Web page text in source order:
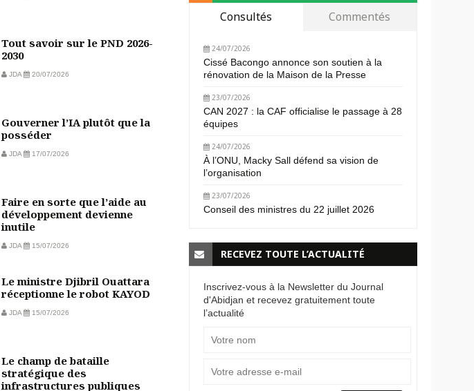
Tout savoir sur le PND 2026-
2030
JDA 20/07/2026
Gouverner l’IA plutôt que la
posséder
JDA 17/07/2026
Faire en sorte que l’aide au
développement devienne
inutile
JDA 15/07/2026
Le ministre Djibril Ouattara
réceptionne le robot KAYOD
JDA 15/07/2026
Le champ de bataille
stratégique des
infrastructures publiques
Consultés Commentés
24/07/2026
Cissé Bacongo annonce son soutien à la
rénovation de la Maison de la Presse
23/07/2026
CAN 2027 : la CAF officialise le passage à 28
équipes
24/07/2026
À l’ONU, Macky Sall défend sa vision de
l’organisation
23/07/2026
Conseil des ministres du 22 juillet 2026
RECEVEZ TOUTE L’ACTUALITÉ
Inscrivez-vous à la Newsletter du Journal
d'Abidjan et recevez gratuitement toute
l’actualité